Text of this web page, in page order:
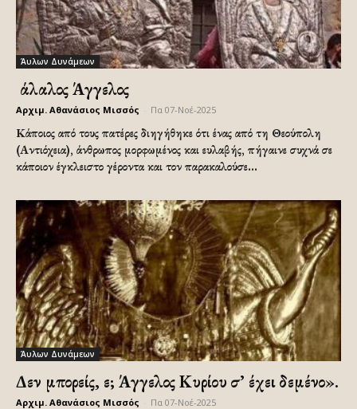
Άυλων Δυνάμεων
Ὁ άλαλος Άγγελος
Αρχιμ. Αθανάσιος Μισσός Πα 07-Νοέ-2025
Κάποιος από τους πατέρες διηγήθηκε ότι ένας από τη Θεούπολη
(Αντιόχεια), άνθρωπος μορφωμένος και ευλαβής, πήγαινε συχνά σε
κάποιον έγκλειστο γέροντα και τον παρακαλούσε...
Άυλων Δυνάμεων
Δεν μπορείς, ε; Άγγελος Κυρίου σ’ έχει δεμένο».
Αρχιμ. Αθανάσιος Μισσός Πα 07-Νοέ-2025